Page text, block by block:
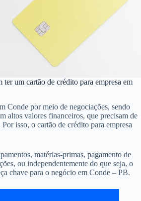
ter um cartão de crédito para empresa em
Conde por meio de negociações, sendo
altos valores financeiros, que precisam de
isso, o cartão de crédito para empresa
matérias-primas, pagamento de
ou independentemente do que seja, o
chave para o negócio em Conde – PB.